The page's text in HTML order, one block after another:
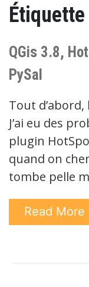
Étiquette
QGis 3.8,
PySal
Tout d’abord,
J’ai eu des
plugin
quand on
tombe pelle
Read More